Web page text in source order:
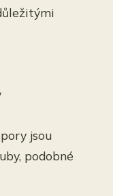
jsou
podobné